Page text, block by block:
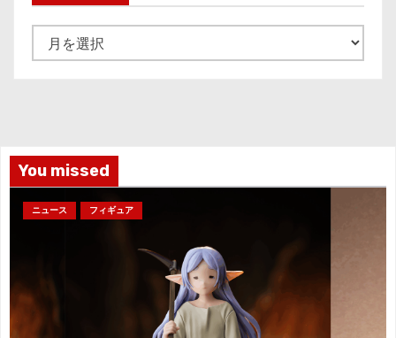
ー
You missed
ニュース フィギュア